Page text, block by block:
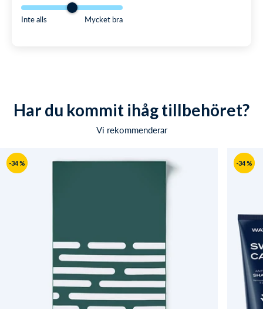
Inte alls Mycket bra
Har du kommit ihåg tillbehöret?
Vi rekommenderar
-34 % -34 %